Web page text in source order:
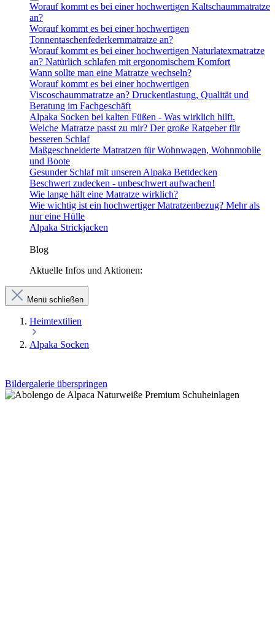
Worauf kommt es bei einer hochwertigen Kaltschaummatratze
an?
Worauf kommt es bei einer hochwertigen
Tonnentaschenfederkernmatratze an?
Worauf kommt es bei einer hochwertigen Naturlatexmatratze
an? Natürlich schlafen mit ergonomischem Komfort
Wann sollte man eine Matratze wechseln?
Worauf kommt es bei einer hochwertigen
Viscoschaummatratze an? Druckentlastung, Qualität und
Beratung im Fachgeschäft
Alpaka Socken bei kalten Füßen - Was wirklich hilft.
Welche Matratze passt zu mir? Der große Ratgeber für
besseren Schlaf
Maßgeschneiderte Matratzen für Wohnwagen, Wohnmobile
und Boote
Gesunder Schlaf mit unseren Alpaka Bettdecken
Beschwert zudecken - unbeschwert aufwachen!
Wie lange hält eine Matratze wirklich?
Wie wichtig ist ein hochwertiger Matratzenbezug? Mehr als
nur eine Hülle
Alpaka Strickjacken
Blog
Aktuelle Infos und Aktionen:
Menü schließen
Heimtextilien
Alpaka Socken
Bildergalerie überspringen